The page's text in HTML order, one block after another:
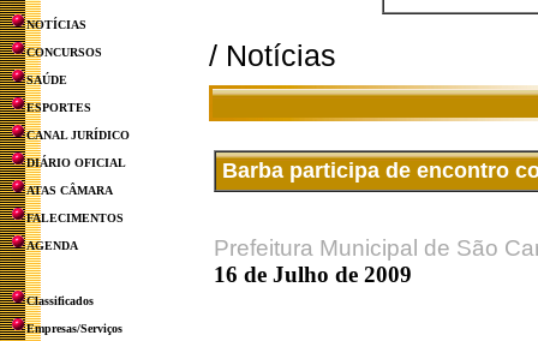
NOTÍCIAS
CONCURSOS
SAÚDE
ESPORTES
CANAL JURÍDICO
DIÁRIO OFICIAL
ATAS CÂMARA
FALECIMENTOS
AGENDA
Classificados
Empresas/Serviços
/ Notícias
Barba participa de encontro
Prefeitura Municipal de São
16 de Julho de 2009